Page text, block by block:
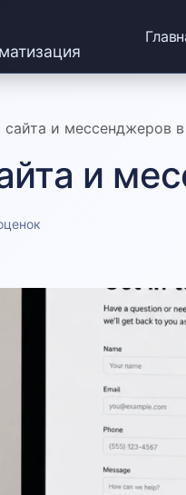
сайта и мессенджеров
и